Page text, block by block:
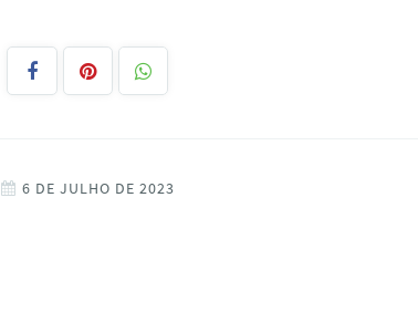
6 DE JULHO DE 2023